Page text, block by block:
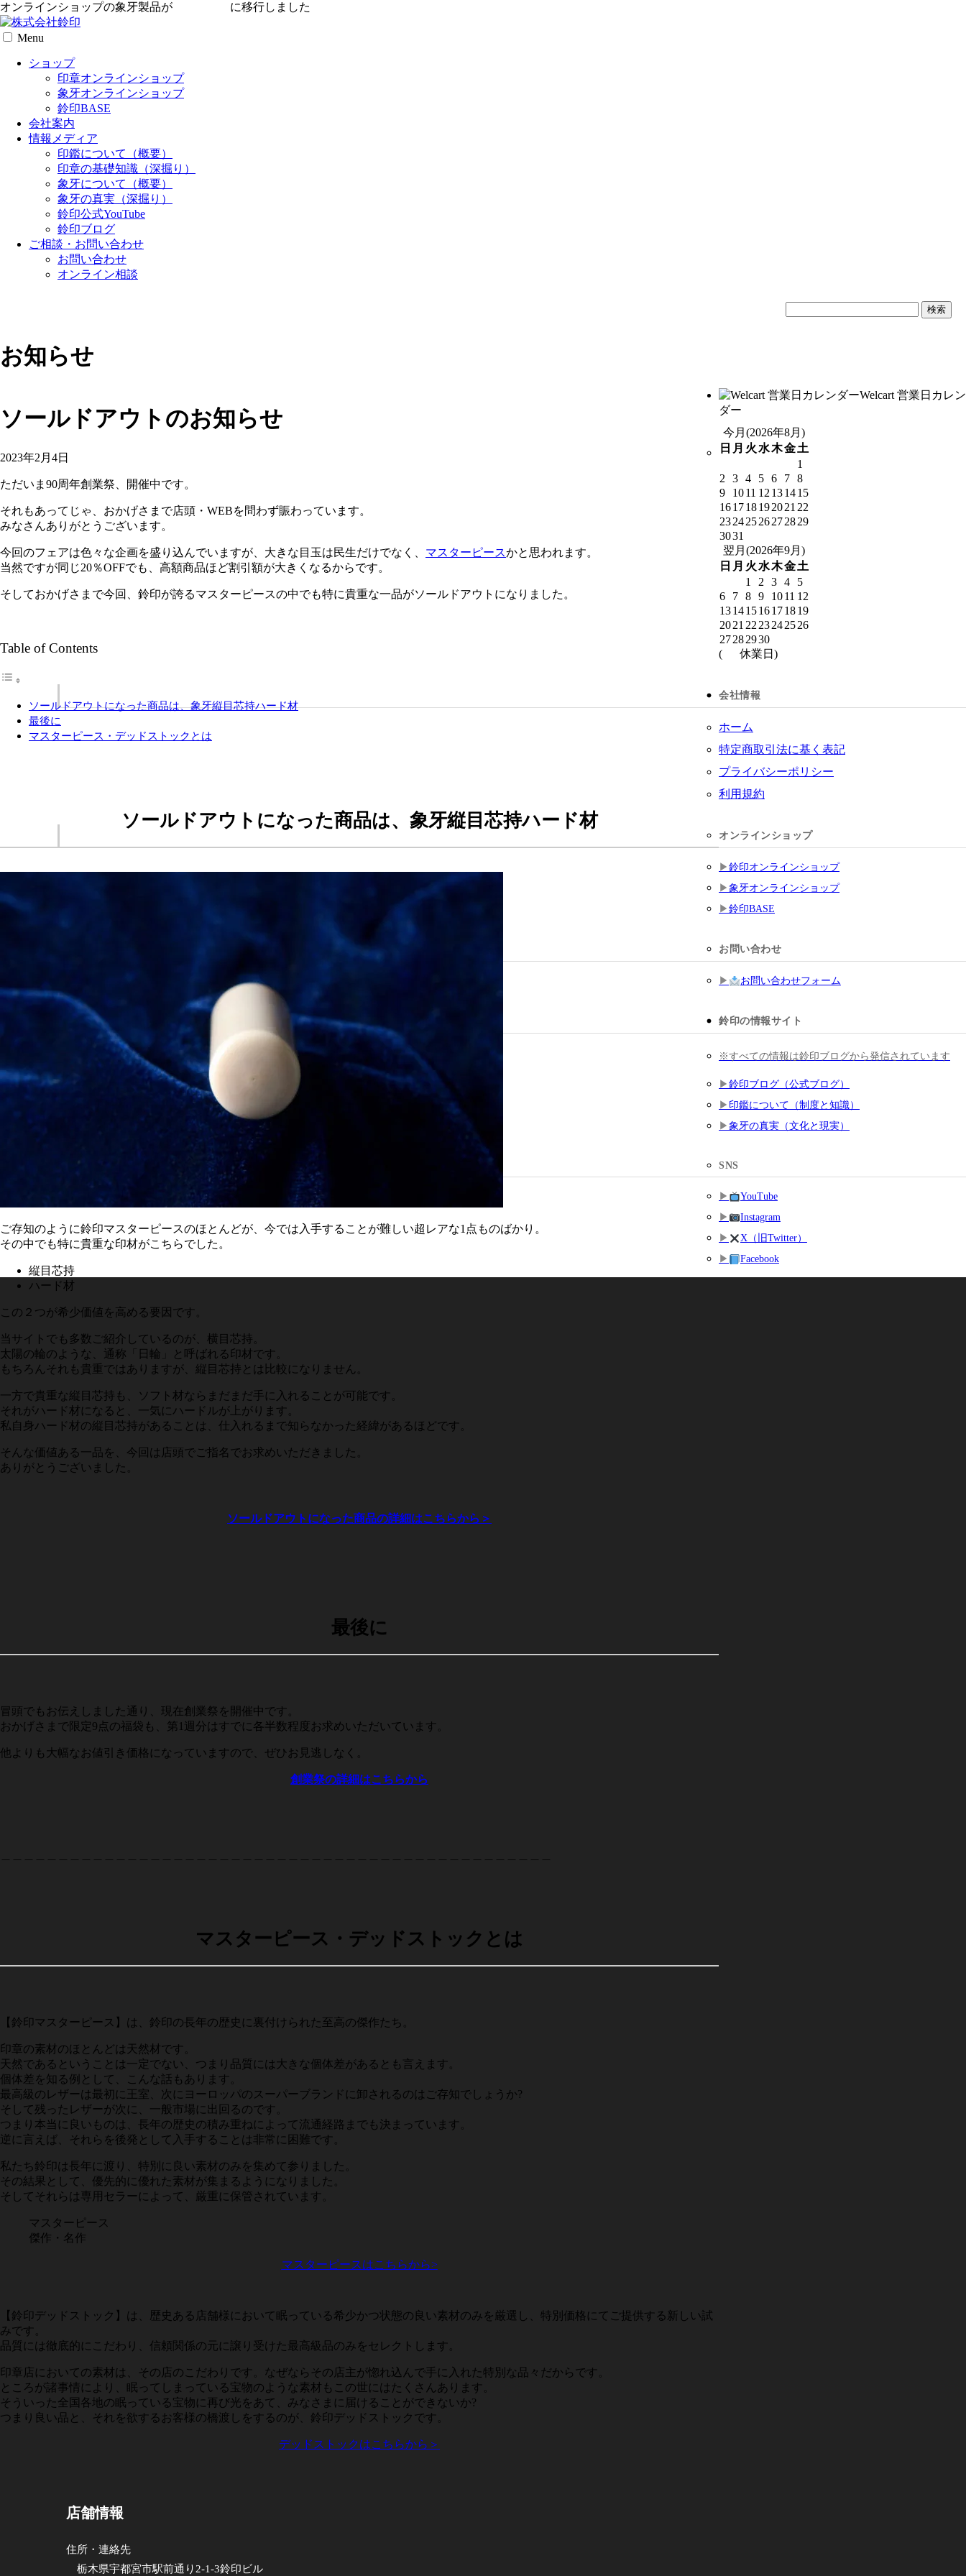
オンラインショップの象牙製品が に移行しました
Menu
ショップ
印章オンラインショップ
象牙オンラインショップ
鈴印BASE
会社案内
情報メディア
印鑑について（概要）
印章の基礎知識（深掘り）
象牙について（概要）
象牙の真実（深掘り）
鈴印公式YouTube
鈴印ブログ
ご相談・お問い合わせ
お問い合わせ
オンライン相談
お知らせ
ソールドアウトのお知らせ
2023年2月4日
ただいま90周年創業祭、開催中です。
それもあってじゃ、おかげさまで店頭・WEBを問わず賑わっています。
みなさんありがとうございます。
今回のフェアは色々な企画を盛り込んでいますが、大きな目玉は民生だけでなく、 マスターピースかと思われます。
当然ですが同じ20％OFFでも、高額商品ほど割引額が大きくなるからです。
そしておかげさまで今回、鈴印が誇るマスターピースの中でも特に貴重な一品がソールドアウトになりました。
Table of Contents
ソールドアウトになった商品は、象牙縦目芯持ハード材
最後に
マスターピース・デッドストックとは
ソールドアウトになった商品は、象牙縦目芯持ハード材
ご存知のように鈴印マスターピースのほとんどが、今では入手することが難しい超レアな1点ものばかり。
その中でも特に貴重な印材がこちらでした。
縦目芯持
ハード材
この２つが希少価値を高める要因です。
当サイトでも多数ご紹介しているのが、横目芯持。
太陽の輪のような、通称「日輪」と呼ばれる印材です。
もちろんそれも貴重ではありますが、縦目芯持とは比較になりません。
一方で貴重な縦目芯持も、ソフト材ならまだまだ手に入れることが可能です。
それがハード材になると、一気にハードルが上がります。
私自身ハード材の縦目芯持があることは、仕入れるまで知らなかった経緯があるほどです。
そんな価値ある一品を、今回は店頭でご指名でお求めいただきました。
ありがとうございました。
ソールドアウトになった商品の詳細はこちらから＞
最後に
冒頭でもお伝えしました通り、現在創業祭を開催中です。
おかげさまで限定9点の福袋も、第1週分はすでに各半数程度お求めいただいています。
他よりも大幅なお値引き価格になっていますので、ぜひお見逃しなく。
創業祭の詳細はこちらから
マスターピース・デッドストックとは
【鈴印マスターピース】は、鈴印の長年の歴史に裏付けられた至高の傑作たち。
印章の素材のほとんどは天然材です。
天然であるということは一定でない、つまり品質には大きな個体差があるとも言えます。
個体差を知る例として、こんな話もあります。
最高級のレザーは最初に王室、次にヨーロッパのスーパーブランドに卸されるのはご存知でしょうか?
そして残ったレザーが次に、一般市場に出回るのです。
つまり本当に良いものは、長年の歴史の積み重ねによって流通経路までも決まっています。
逆に言えば、それらを後発として入手することは非常に困難です。
私たち鈴印は長年に渡り、特別に良い素材のみを集めて参りました。
その結果として、優先的に優れた素材が集まるようになりました。
そしてそれらは専用セラーによって、厳重に保管されています。
マスターピース
傑作・名作
マスターピースはこちらから>
【鈴印デッドストック】は、歴史ある店舗様において眠っている希少かつ状態の良い素材のみを厳選し、特別価格にてご提供する新しい試
みです。
品質には徹底的にこだわり、信頼関係の元に譲り受けた最高級品のみをセレクトします。
印章店においての素材は、その店のこだわりです。なぜならその店主が惚れ込んで手に入れた特別な品々だからです。
ところが諸事情により、眠ってしまっている宝物のような素材もこの世にはたくさんあります。
そういった全国各地の眠っている宝物に再び光をあて、みなさまに届けることができないか?
つまり良い品と、それを欲するお客様の橋渡しをするのが、鈴印デッドストックです。
デッドストックはこちらから＞
Welcart 営業日カレン
ダー
今月(2026年8月)
日 月 火 水木金土
1
2
3 4 5 6 7 8
9
1011 12 131415
161718192021 22
23242526272829
3031
翌月(2026年9月)
日 月 火 水木金土
1
2 3 4
5
6
7 8 9 1011 12
13141516171819
2021 22 23242526
27282930
(
休業日)
会社情報
ホーム
特定商取引法に基く表記
プライバシーポリシー
利用規約
オンラインショップ
鈴印オンラインショップ
象牙オンラインショップ
鈴印BASE
お問い合わせ
お問い合わせフォーム
鈴印の情報サイト
※すべての情報は鈴印ブログから発信されています
鈴印ブログ（公式ブログ）
印鑑について（制度と知識）
象牙の真実（文化と現実）
SNS
YouTube
Instagram
X（旧Twitter）
Facebook
店舗情報
住所・連絡先
栃木県宇都宮市駅前通り2-1-3鈴印ビル